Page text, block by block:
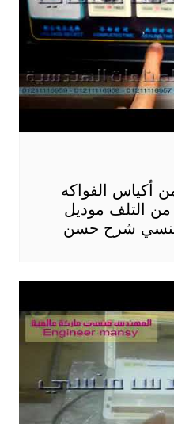
أكياس الفواكه
من التلف موديل